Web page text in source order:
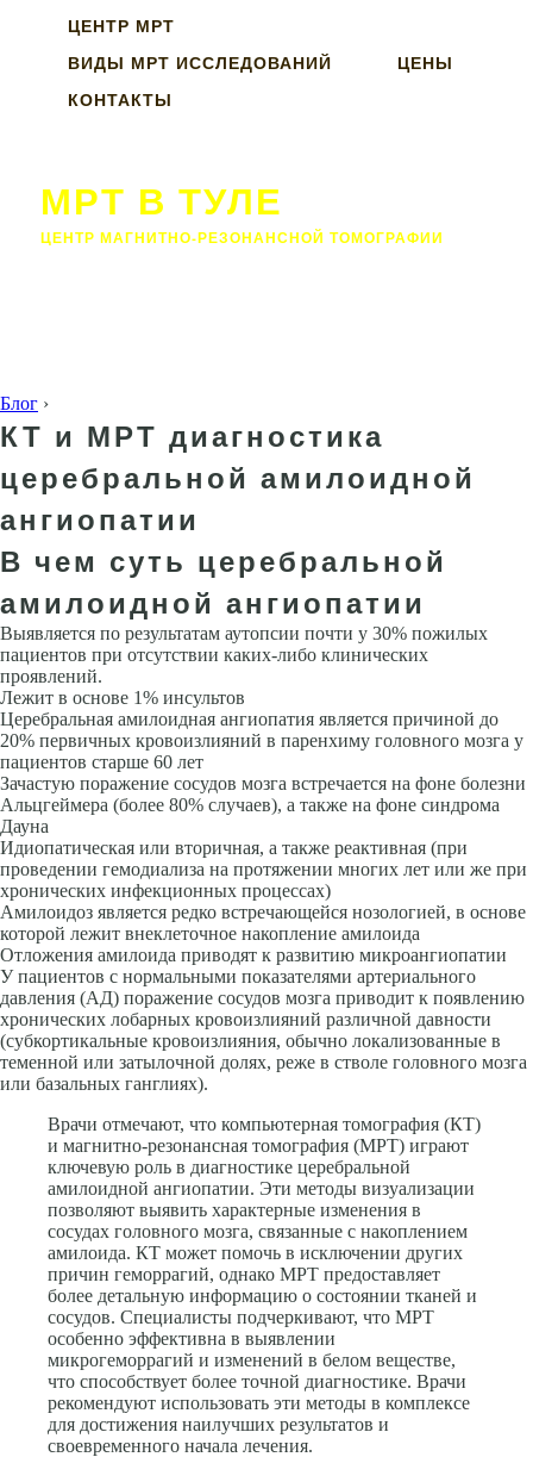
ЦЕНТР МРТ
ВИДЫ МРТ ИССЛЕДОВАНИЙ
ЦЕНЫ
КОНТАКТЫ
МРТ В ТУЛЕ
ЦЕНТР МАГНИТНО-РЕЗОНАНСНОЙ ТОМОГРАФИИ
Блог ›
КТ и МРТ диагностика
церебральной амилоидной
ангиопатии
В чем суть церебральной
амилоидной ангиопатии
Выявляется по результатам аутопсии почти у 30% пожилых
пациентов при отсутствии каких-либо клиниче­ских
проявлений.
Лежит в основе 1% инсультов
Церебральная амилоидная ангиопатия является причиной до
20% первичных кровоизлияний в паренхиму головного мозга у
пациентов старше 60 лет
Зачастую поражение сосудов мозга встречается на фоне болезни
Альцгеймера (более 80% случаев), а также на фоне синдрома
Дауна
Идиопатическая или вторичная, а также реактивная (при
проведении гемо­диализа на протяжении многих лет или же при
хронических инфекцион­ных процессах)
Амилоидоз является редко встречающейся нозологией, в основе
которой лежит внеклеточное накопление амилоида
Отложения амилоида приводят к развитию микроангиопатии
У пациентов с нор­мальными показателями артериального
давления (АД) поражение сосудов мозга приводит к появлению
хронических лобарных кровоизлияний различной давности
(субкортикальные кровоизлияния, обычно локализованные в
теменной или затылочной долях, реже в стволе головного мозга
или базальных ганг­лиях).
Врачи отмечают, что компьютерная томография (КТ)
и магнитно-резонансная томография (МРТ) играют
ключевую роль в диагностике церебральной
амилоидной ангиопатии. Эти методы визуализации
позволяют выявить характерные изменения в
сосудах головного мозга, связанные с накоплением
амилоида. КТ может помочь в исключении других
причин геморрагий, однако МРТ предоставляет
более детальную информацию о состоянии тканей и
сосудов. Специалисты подчеркивают, что МРТ
особенно эффективна в выявлении
микрогеморрагий и изменений в белом веществе,
что способствует более точной диагностике. Врачи
рекомендуют использовать эти методы в комплексе
для достижения наилучших результатов и
своевременного начала лечения.